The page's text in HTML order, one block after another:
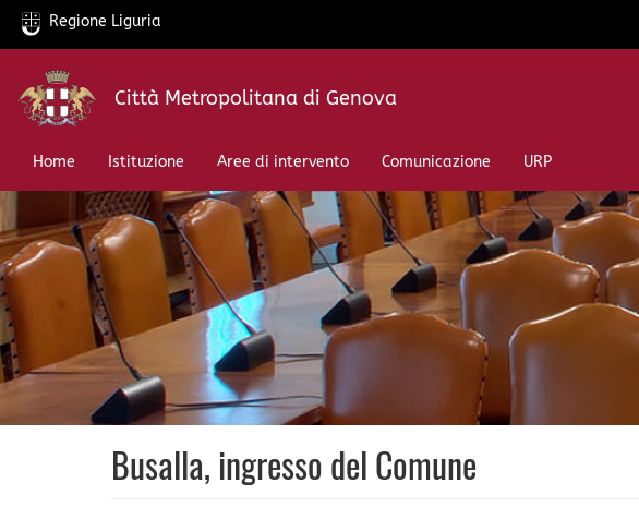
Salta
contenuto
Regione Liguria
Città Metropolitana di Genova
Home
Istituzione Aree di intervento Comunicazione URP
Busalla, ingresso del Comune